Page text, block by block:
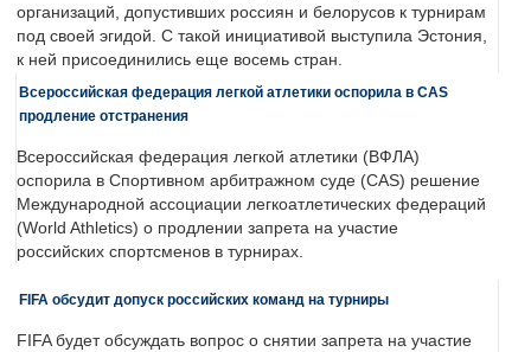
организаций, допустивших россиян и белорусов к турнирам
под своей эгидой. С такой инициативой выступила Эстония,
к ней присоединились еще восемь стран.
Всероссийская федерация легкой атлетики оспорила в CAS
продление отстранения
Всероссийская федерация легкой атлетики (ВФЛА)
оспорила в Спортивном арбитражном суде (CAS) решение
Международной ассоциации легкоатлетических федераций
(World Athletics) о продлении запрета на участие
российских спортсменов в турнирах.
FIFA обсудит допуск российских команд на турниры
FIFA будет обсуждать вопрос о снятии запрета на участие